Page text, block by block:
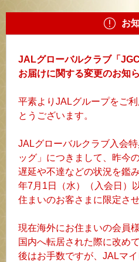
お
JALグローバルクラブ「
お届けに関する変更のお知
平素よりJALグループをご
とうございます。
JALグローバルクラブ入会
ッグ」につきまして、昨今
遅延や不達などの状況を鑑
年7月1日（水）（入会日）
住まいのお客さまに限定さ
現在海外にお住まいの会員
国内へ転居された際に改め
後はお手数ですが、JALマ